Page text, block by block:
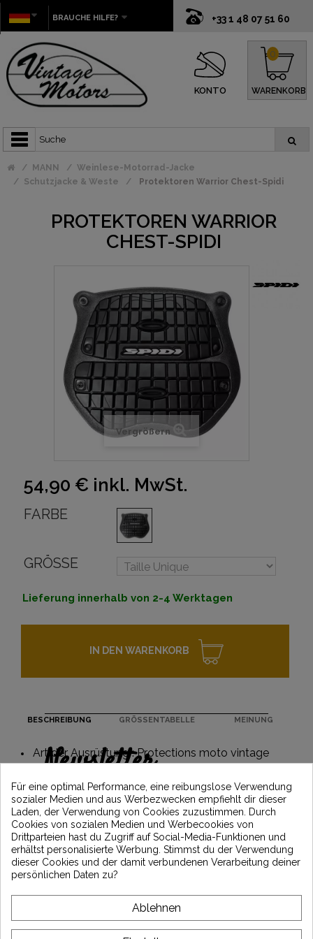
+33 1 48 07 51 60
BRAUCHE HILFE?
KONTO WARENKORB
0
MANN
Weinlese-Motorrad-Jacke
Schutzjacke & Weste
Protektoren Warrior Chest-Spidi
PROTEKTOREN WARRIOR
CHEST-SPIDI
Vergrößern
54,90 € inkl. MwSt.
FARBE
GRÖSSE
Lieferung innerhalb von 2-4 Werktagen
IN DEN WARENKORB
BESCHREIBUNG GRÖSSENTABELLE MEINUNG
Art der Ausrüstung : Protections moto vintage
Newsletter
Erhalten Sie 5€ Rabatt auf Ihre erste
Bestellung, indem Sie sich anmelden und
über die neuesten Vintage Motors-
Nachrichten informiert bleiben
*Dès 99€ d'achat. En vous abonnant à notre newsletter, vous reconnaissez avoir pris
l'acceptez.
ÜBER VINTAGE
Für eine optimal Performance, eine reibungslose Verwendung
sozialer Medien und aus Werbezwecken empfiehlt dir dieser
Laden, der Verwendung von Cookies zuzustimmen. Durch
Cookies von sozialen Medien und Werbecookies von
Drittparteien hast du Zugriff auf Social-Media-Funktionen und
erhältst personalisierte Werbung. Stimmst du der Verwendung
dieser Cookies und der damit verbundenen Verarbeitung deiner
persönlichen Daten zu?
Ablehnen